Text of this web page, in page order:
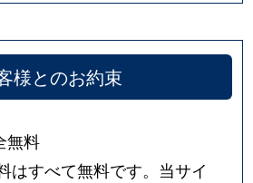
様とのお約束
無料
はすべて無料です。当サイ